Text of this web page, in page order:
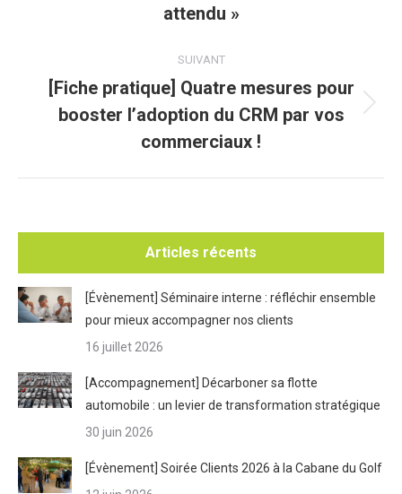
précédent
attendu »
SUIVANT
Article
suivant
[Fiche pratique] Quatre mesures pour
booster l’adoption du CRM par vos
commerciaux !
Articles récents
[Évènement] Séminaire interne : réfléchir ensemble
pour mieux accompagner nos clients
16 juillet 2026
[Accompagnement] Décarboner sa flotte
automobile : un levier de transformation stratégique
30 juin 2026
[Évènement] Soirée Clients 2026 à la Cabane du Golf